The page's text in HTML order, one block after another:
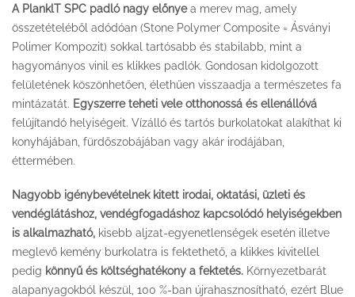
A PlanklT SPC padló nagy előnyea merev mag, amely
összetételéből adódóan (Stone Polymer Composite = Ásványi
Polimer Kompozit) sokkal tartósabb és stabilabb, mint a
hagyományos vinil es klikkes padlók. Gondosan kidolgozott
felületének köszönhetően, élethűen visszaadja a természetes fa
mintázatát. Egyszerre teheti vele otthonossá és ellenállóvá
felújítandó helyiségeit. Vízálló és tartós burkolatokat alakíthat ki
konyhájában, fürdőszobájában vagy akár irodájában,
éttermében.
Nagyobb igénybevételnek kitett irodai, oktatási, üzleti és
vendéglátáshoz, vendégfogadáshoz kapcsolódó helyiségekben
is alkalmazható, kisebb aljzat-egyenetlenségek esetén illetve
meglevő kemény burkolatra is fektethető, a klikkes kivitellel
pedig könnyű és költséghatékony a fektetés. Környezetbarát
alapanyagokból készül, 100 %-ban újrahasznosítható, ezért Blue